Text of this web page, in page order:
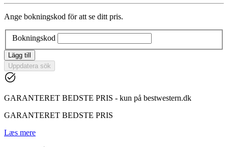
Ange bokningskod för att se ditt pris.
Bokningskod
Lägg till
Uppdatera sök
GARANTERET BEDSTE PRIS - kun på bestwestern.dk
GARANTERET BEDSTE PRIS
Læs mere